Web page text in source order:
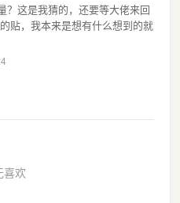
？这是我猜的，还要等大佬来回
贴，我本来是想有什么想到的就
喜欢